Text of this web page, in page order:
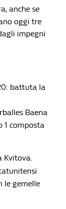
anche se
oggi tre
impegni
battuta la
Baena
1 composta
Kvitova.
le gemelle